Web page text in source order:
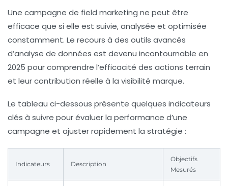
Une campagne de field marketing ne peut être
efficace que si elle est suivie, analysée et optimisée
constamment. Le recours à des outils avancés
d’analyse de données est devenu incontournable en
2025 pour comprendre l’efficacité des actions terrain
et leur contribution réelle à la visibilité marque.
Le tableau ci-dessous présente quelques indicateurs
clés à suivre pour évaluer la performance d’une
campagne et ajuster rapidement la stratégie :
Indicateurs Description
Objectifs
Mesurés